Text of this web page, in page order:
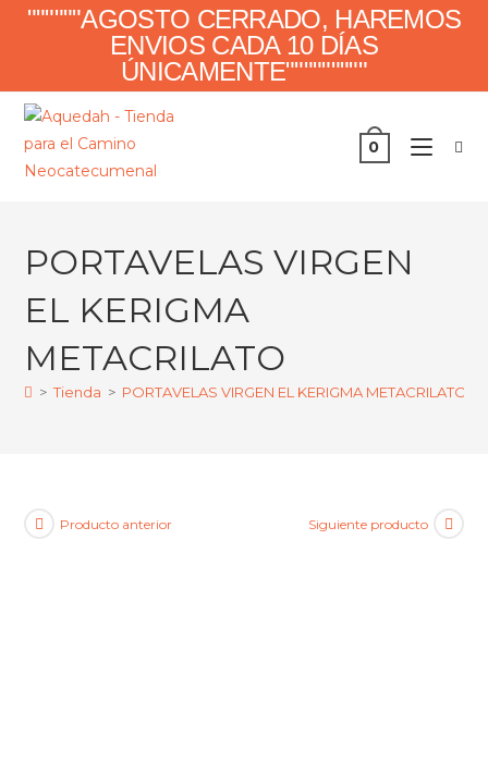
""""""AGOSTO CERRADO, HAREMOS
ENVIOS CADA 10 DÍAS
ÚNICAMENTE"""""""""
0
PORTAVELAS VIRGEN
EL KERIGMA
METACRILATO
> Tienda > PORTAVELAS VIRGEN EL KERIGMA METACRILATO
Producto anterior Siguiente producto